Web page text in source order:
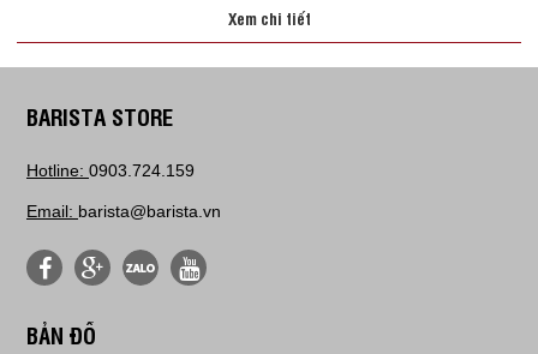
Xem chi tiết
BARISTA STORE
Hotline: 0903.724.159
Email: barista@barista.vn
BẢN ĐỒ